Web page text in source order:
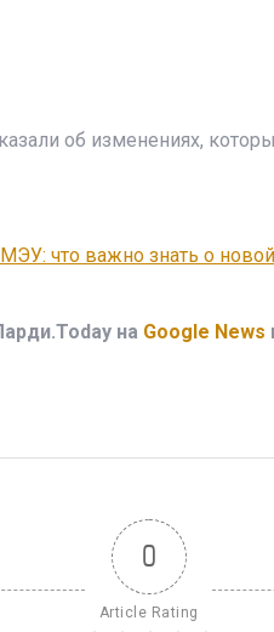
об изменениях,
что важно знать о
на Google News
0
Article Rating